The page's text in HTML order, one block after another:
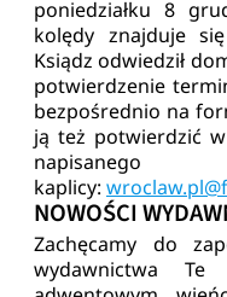
kolędy znajduje
Ksiądz odwiedził
potwierdzenie
bezpośrednio na
ją też potwierdzić
kaplicy:
NOWOŚCI
Zachęcamy do
wydawnictwa